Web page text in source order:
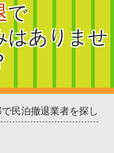
で
はありませ
民泊撤退業者を探し